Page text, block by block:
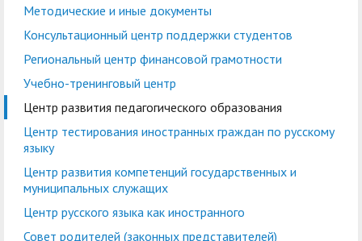
управление
комплексной
безопасности
Координационный
центр
Антитеррористическая
Противодействие
коррупции
Центр цифрового
развития
информационной
политике и связям с
образования
Центр карьеры
документы
Консультационный
центр поддержки
студентов
Региональный центр
финансовой
Учебно-тренинговый
Центр развития
Ассоциация
выпускников
Информационные
материалы
ГАГУ
гостеприимства
Национальный проект
«Наука и
университеты»
Методические и иные документы
Консультационный центр поддержки студентов
Региональный центр финансовой грамотности
Учебно-тренинговый центр
Центр развития педагогического образования
Центр тестирования иностранных граждан по русскому
языку
Центр развития компетенций государственных и
муниципальных служащих
Центр русского языка как иностранного
Совет родителей (законных представителей)